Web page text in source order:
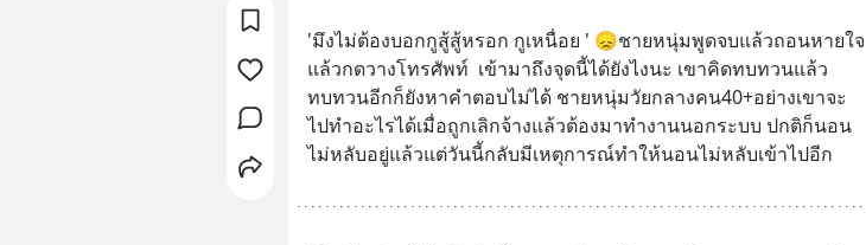
'มึงไม่ต้องบอกกูสู้สู้หรอก กูเหนื่อย ' 😞ชายหนุ่มพูดจบแล้วถอนหายใจ
แล้วกดวางโทรศัพท์  เข้ามาถึงจุดนี้ได้ยังไงนะ เขาคิดทบทวนแล้ว
ทบทวนอีกก็ยังหาคำตอบไม่ได้ ชายหนุ่มวัยกลางคน40+อย่างเขาจะ
ไปทำอะไรได้เมื่อถูกเลิกจ้างแล้วต้องมาทำงานนอกระบบ ปกติก็นอน
ไม่หลับอยู่แล้วแต่วันนี้กลับมีเหตุการณ์ทำให้นอนไม่หลับเข้าไปอีก